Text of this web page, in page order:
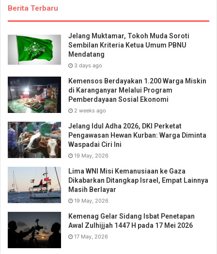
Berita Terbaru
Jelang Muktamar, Tokoh Muda Soroti
Sembilan Kriteria Ketua Umum PBNU
Mendatang
3 days ago
Kemensos Berdayakan 1.200 Warga Miskin
di Karanganyar Melalui Program
Pemberdayaan Sosial Ekonomi
2 weeks ago
Jelang Idul Adha 2026, DKI Perketat
Pengawasan Hewan Kurban: Warga Diminta
Waspadai Ciri Ini
19 May, 2026
Lima WNI Misi Kemanusiaan ke Gaza
Dikabarkan Ditangkap Israel, Empat Lainnya
Masih Berlayar
19 May, 2026
Kemenag Gelar Sidang Isbat Penetapan
Awal Zulhijjah 1447 H pada 17 Mei 2026
17 May, 2026